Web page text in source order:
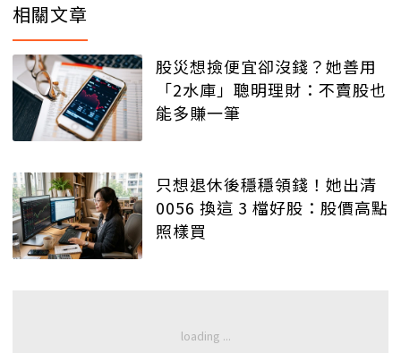
相關文章
股災想撿便宜卻沒錢？她善用
「2水庫」聰明理財：不賣股也
能多賺一筆
只想退休後穩穩領錢！她出清
0056 換這 3 檔好股：股價高點
照樣買